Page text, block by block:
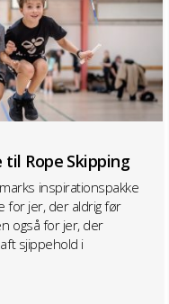
Rope Skipping
inspirationspakke
for jer, der aldrig før
også for jer, der
sjippehold i